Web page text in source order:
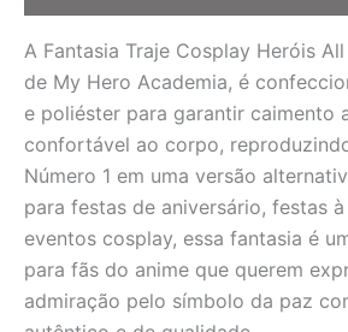
A Fantasia Traje Cosplay Heróis
de My Hero Academia, é
e poliéster para garantir caimento
confortável ao corpo,
Número 1 em uma versão
para festas de aniversário, festas
eventos cosplay, essa fantasia é
para fãs do anime que querem
admiração pelo símbolo da paz